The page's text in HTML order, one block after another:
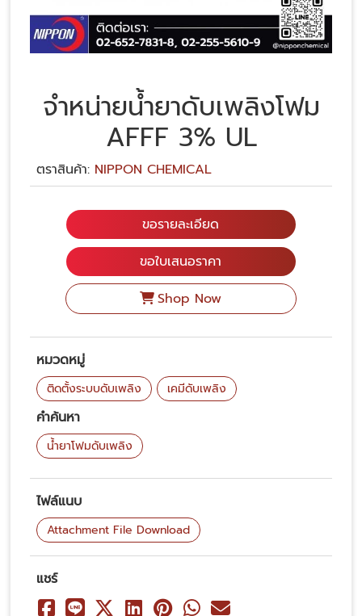
จำหน่ายน้ำยาดับเพลิงโฟม
AFFF 3% UL
ตราสินค้า: NIPPON CHEMICAL
ขอรายละเอียด
ขอใบเสนอราคา
Shop Now
หมวดหมู่
ติดตั้งระบบดับเพลิง เคมีดับเพลิง
คำค้นหา
น้ำยาโฟมดับเพลิง
ไฟล์แนบ
Attachment File Download
แชร์